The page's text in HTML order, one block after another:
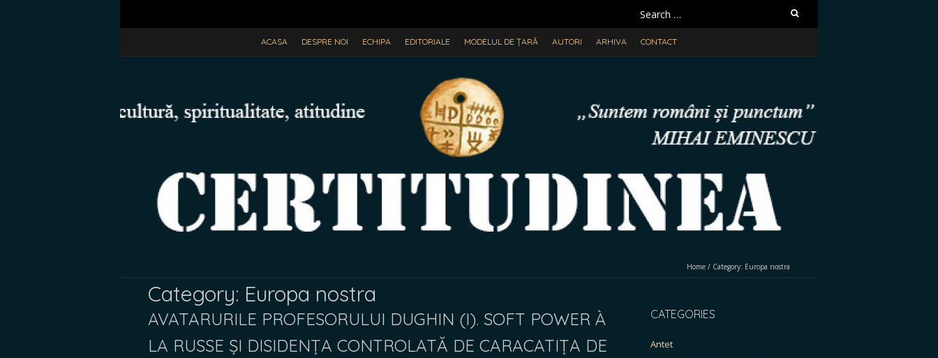
Search
for:
ACASA DESPRE NOI ECHIPA EDITORIALE MODELUL DE ȚARĂ AUTORI ARHIVA CONTACT
Home / Category: Europa nostra
Category: Europa nostra
AVATARURILE PROFESORULUI DUGHIN (I). SOFT POWER À
LA RUSSE ȘI DISIDENȚA CONTROLATĂ DE CARACATIȚA DE
CATEGORIES
Antet